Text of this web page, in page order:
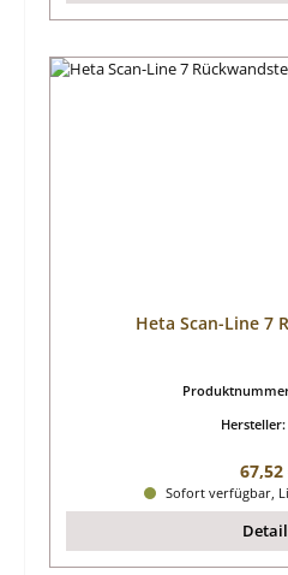
Heta Scan-Line 7
Hersteller:
67,52
Sofort verfügbar,